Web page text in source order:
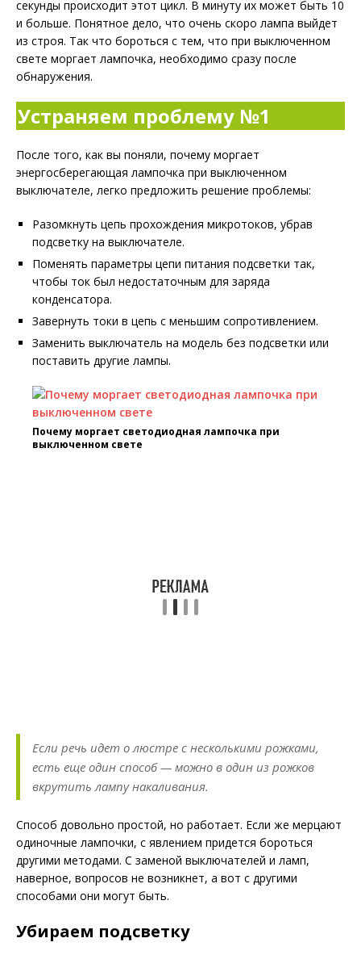
секунды происходит этот цикл. В минуту их может быть 10
и больше. Понятное дело, что очень скоро лампа выйдет
из строя. Так что бороться с тем, что при выключенном
свете моргает лампочка, необходимо сразу после
обнаружения.
Устраняем проблему №1
После того, как вы поняли, почему моргает
энергосберегающая лампочка при выключенном
выключателе, легко предложить решение проблемы:
Разомкнуть цепь прохождения микротоков, убрав
подсветку на выключателе.
Поменять параметры цепи питания подсветки так,
чтобы ток был недостаточным для заряда
конденсатора.
Завернуть токи в цепь с меньшим сопротивлением.
Заменить выключатель на модель без подсветки или
поставить другие лампы.
Почему моргает светодиодная лампочка при
выключенном свете
Если речь идет о люстре с несколькими рожками,
есть еще один способ — можно в один из рожков
вкрутить лампу накаливания.
Способ довольно простой, но работает. Если же мерцают
одиночные лампочки, с явлением придется бороться
другими методами. С заменой выключателей и ламп,
наверное, вопросов не возникнет, а вот с другими
способами они могут быть.
Убираем подсветку